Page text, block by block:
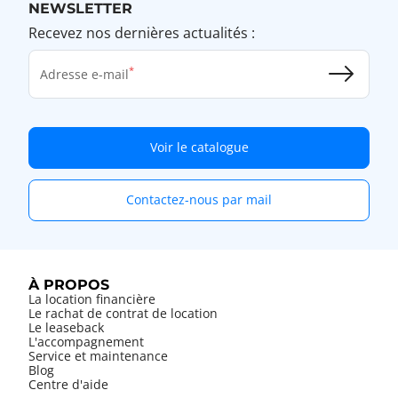
NEWSLETTER
Recevez nos dernières actualités :
Adresse e-mail
Voir le catalogue
Contactez-nous par mail
À PROPOS
La location financière
Le rachat de contrat de location
Le leaseback
L'accompagnement
Service et maintenance
Blog
Centre d'aide